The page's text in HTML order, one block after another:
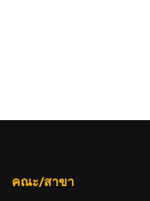
คณะ/สาขา